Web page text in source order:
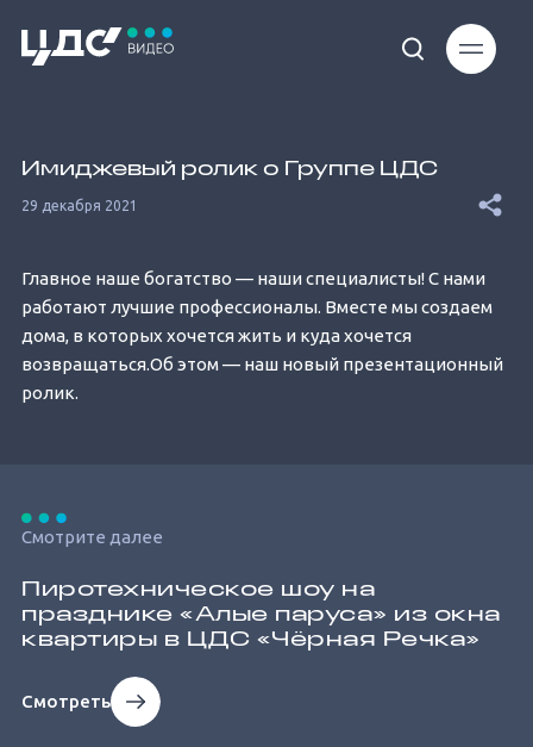
Имиджевый ролик о Группе ЦДС
29 декабря 2021
Главное наше богатство — наши специалисты! С нами
работают лучшие профессионалы. Вместе мы создаем
дома, в которых хочется жить и куда хочется
возвращаться.Об этом — наш новый презентационный
ролик.
Смотрите далее
Пиротехническое шоу на
празднике «Алые паруса» из окна
квартиры в ЦДС «Чёрная Речка»
Смотреть